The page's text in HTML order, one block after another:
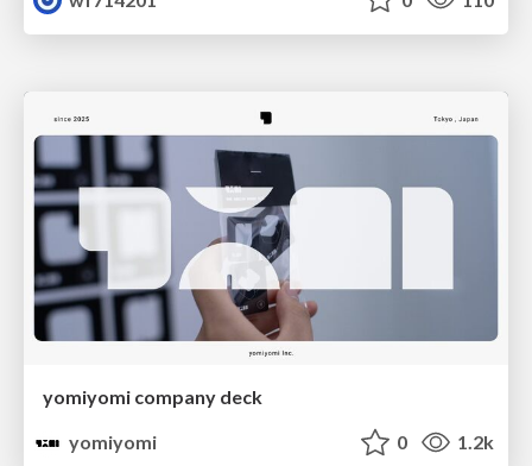
yomiyomi company deck
yomiyomi
0 1.2k